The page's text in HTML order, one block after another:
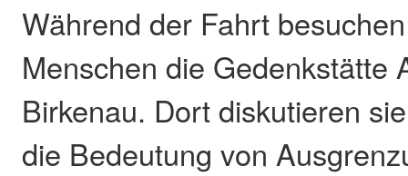
Während der Fahrt
Menschen die Gedenkstätte
Birkenau. Dort diskutieren
die Bedeutung von